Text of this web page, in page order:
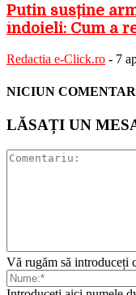
Putin susține
îndoieli: Cum a
Redactia e-Click.ro - 7
NICIUN
LĂSAȚI UN
Vă rugăm să introduceți